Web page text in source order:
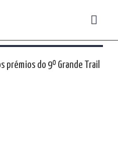
prémios do 9º Grande Trail